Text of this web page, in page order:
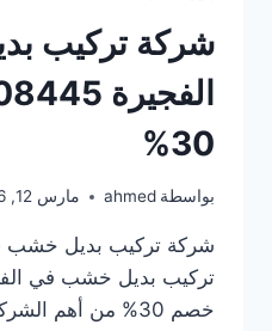
شركة تركيب
30%
بواسطة ahmed مارس 12, 2026
شركة تركيب بديل خشب
خصم 30% من أهم